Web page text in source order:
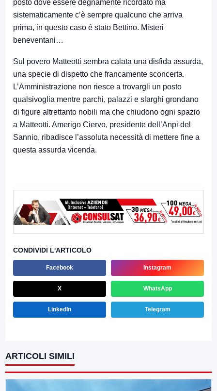
posto dove essere degnamente ricordato ma
sistematicamente c’è sempre qualcuno che arriva
prima, in questo caso è stato Bettino. Misteri
beneventani…
Sul povero Matteotti sembra calata una disfida assurda,
una specie di dispetto che francamente sconcerta.
L’Amministrazione non riesce a trovargli un posto
qualsivoglia mentre parchi, palazzi e slarghi grondano
di figure altrettanto nobili ma che chiudono ogni spazio
a Matteotti. Amerigo Ciervo, presidente dell’Anpi del
Sannio, ribadisce l’assoluta necessità di mettere fine a
questa assurda vicenda.
CONDIVIDI L'ARTICOLO
Facebook Instagram
X WhatsApp
LinkedIn Telegram
ARTICOLI SIMILI